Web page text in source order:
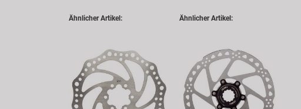
Ähnlicher Artikel: Ähnlicher Artikel: